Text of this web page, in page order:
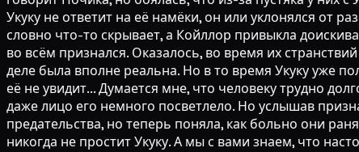
Укуку не ответит на её намёки, он или уклонялся от
словно что-то скрывает, а Койллор привыкла
во всём признался. Оказалось, во время их
деле была вполне реальна. Но в то время Укуку уже
её не увидит... Думается мне, что человеку трудно
даже лицо его немного посветлело. Но услышав
предательства, но теперь поняла, как больно они
никогда не простит Укуку. А мы с вами знаем, что